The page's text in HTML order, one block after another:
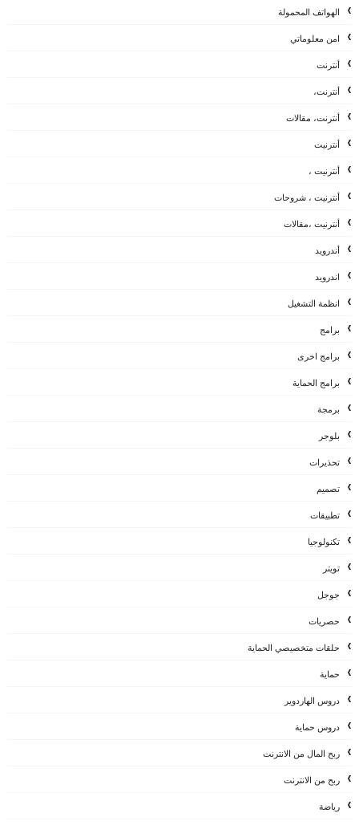
الهواتف المحمولة
امن معلوماتي
أنترنت
أنترنت،
أنترنت، مقالات
أنترنيت
أنترنيت ،
أنترنيت ، شروحات
أنترنيت ،مقالات
أندرويد
اندرويد
انظمة التشغيل
برامج
برامج اخرى
برامج الحماية
برمجة
بلوجر
تحذيرات
تصميم
تطبيقات
تكنولوجيا
تويتر
جوجل
حصريات
حلقات متخصيصي الحماية
حماية
دروس الهاردوير
دروس حماية
ربح المال من الانترنت
ربح من الانترنت
رياضة